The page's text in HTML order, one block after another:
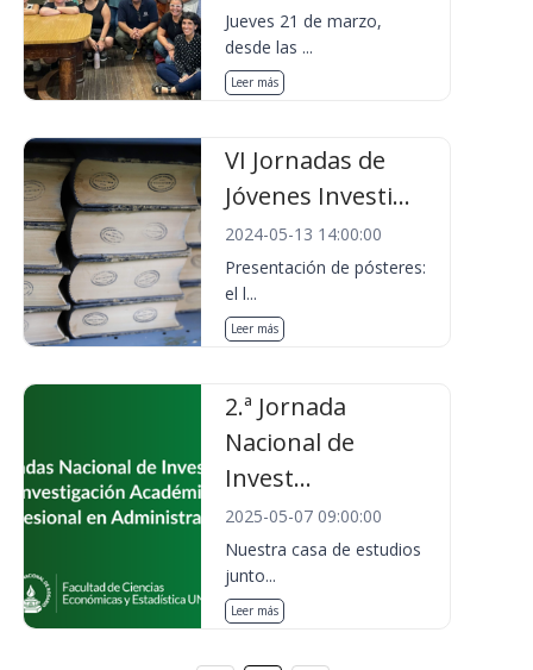
Jueves 21 de marzo,
desde las ...
Leer más
VI Jornadas de
Jóvenes Investi...
2024-05-13 14:00:00
Presentación de pósteres:
el l...
Leer más
2.ª Jornada
Nacional de
Invest...
2025-05-07 09:00:00
Nuestra casa de estudios
junto...
Leer más